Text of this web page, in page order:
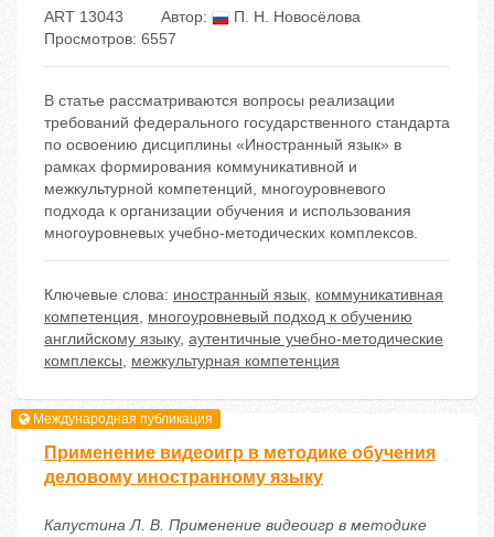
ART 13043 Автор:
П. Н. Новосёлова
Просмотров: 6557
В статье рассматриваются вопросы реализации
требований федерального государственного стандарта
по освоению дисциплины «Иностранный язык» в
рамках формирования коммуникативной и
межкультурной компетенций, многоуровневого
подхода к организации обучения и использования
многоуровневых учебно-методических комплексов.
Ключевые слова: иностранный язык, коммуникативная
компетенция, многоуровневый подход к обучению
английскому языку, аутентичные учебно-методические
комплексы, межкультурная компетенция
Международная публикация
Применение видеоигр в методике обучения
деловому иностранному языку
Капустина Л. В. Применение видеоигр в методике